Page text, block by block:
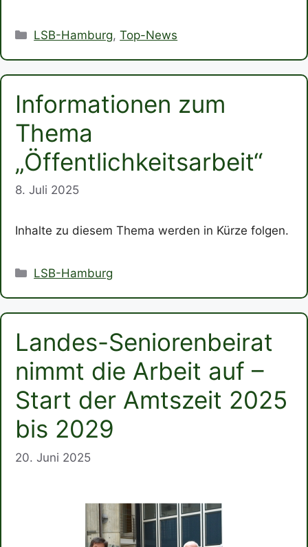
Kategorien
LSB-Hamburg,Top-News
Informationen zum
Thema
„Öffentlichkeitsarbeit“
8. Juli 2025
Inhalte zu diesem Thema werden in Kürze folgen.
Kategorien
LSB-Hamburg
Landes-Seniorenbeirat
nimmt die Arbeit auf –
Start der Amtszeit 2025
bis 2029
20. Juni 2025